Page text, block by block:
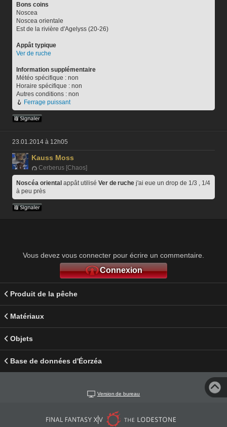
Bons coins
Noscea
Noscea orientale
Est de la rivière d'Agelyss (20-26)
Appât typique
Ver de ruche
Information supplémentaire
Météo spécifique : non
Horaire spécifique : non
Autres conditions : non
🪝 Ferrage puissant
23.01.2014 à 12h05
Kauss Moss
Cerberus [Chaos]
Noscéa oriental appât utilisé Ver de ruche j'ai eue un drop de 1/3 , 1/4
à peu près
Vous devez vous connecter pour écrire un commentaire.
Connexion
Produit de la pêche
Matériaux
Objets
Base de données d'Éorzéa
Version de bureau